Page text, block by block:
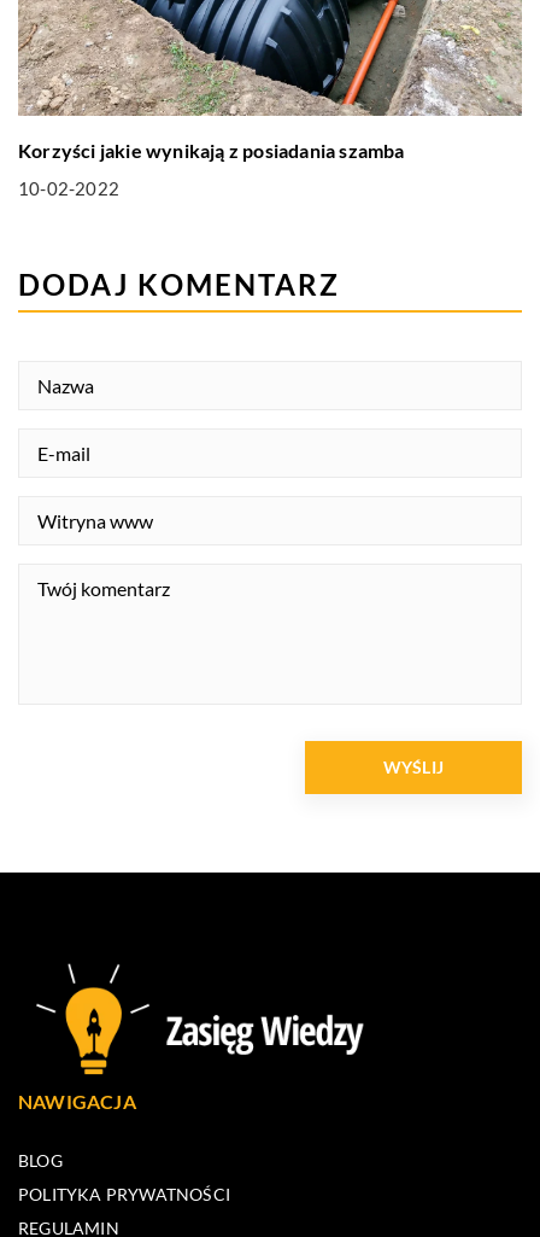
Korzyści jakie wynikają z posiadania szamba
10-02-2022
DODAJ KOMENTARZ
NAWIGACJA
BLOG
POLITYKA PRYWATNOŚCI
REGULAMIN